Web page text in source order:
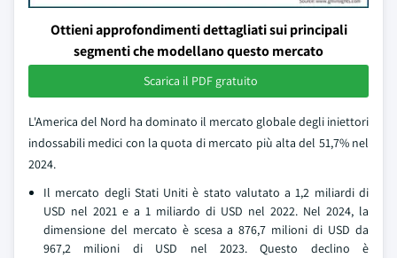
Ottieni approfondimenti dettagliati sui principali
segmenti che modellano questo mercato
Scarica il PDF gratuito
L'America del Nord ha dominato il mercato globale degli iniettori
indossabili medici con la quota di mercato più alta del 51,7% nel
2024.
Il mercato degli Stati Uniti è stato valutato a 1,2 miliardi di
USD nel 2021 e a 1 miliardo di USD nel 2022. Nel 2024, la
dimensione del mercato è scesa a 876,7 milioni di USD da
967,2 milioni di USD nel 2023. Questo declino è